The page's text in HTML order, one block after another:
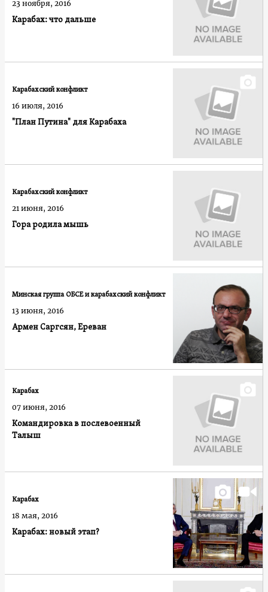
Карабах: что дальше
23 ноября, 2016
"План Путина" для Карабаха
Карабахский конфликт
16 июля, 2016
Гора родила мышь
Карабахский конфликт
21 июня, 2016
Армен Саргсян, Ереван
Минская группа ОБСЕ и карабахский конфликт
13 июня, 2016
Командировка в послевоенный
Талыш
Карабах
07 июня, 2016
Карабах: новый этап?
Карабах
18 мая, 2016